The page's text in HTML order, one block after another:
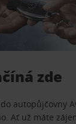
zde
autopůjčovny
Ať už máte